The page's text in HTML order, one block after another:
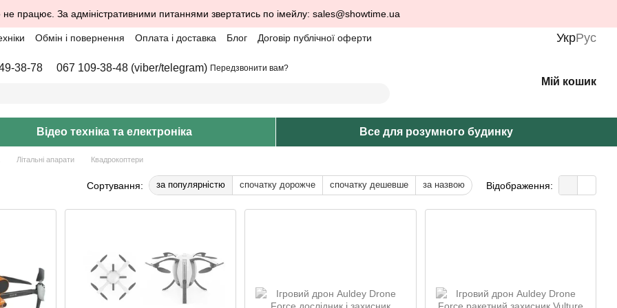
працює. За адміністративними питаннями звертатись по імейлу: sales@showtime.ua
Обмін і повернення Оплата і доставка Блог Договір публічної оферти УкрРус
38-78 067 109-38-48 (viber/telegram) Передзвонити вам?
Мій кошик
Відео техніка та електроніка Все для розумного будинку
Літальні апарати Квадрокоптери
Сортування: за популярністю спочатку дорожче спочатку дешевше за назвою Відображення: